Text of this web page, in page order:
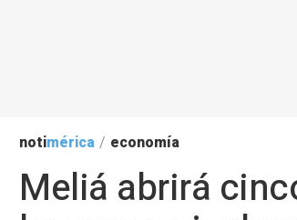
notimérica / economía
Meliá abrirá